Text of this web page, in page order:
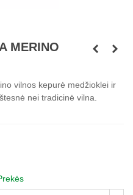
MERINO
vilnos kepurė medžioklei ir
nei tradicinė vilna.